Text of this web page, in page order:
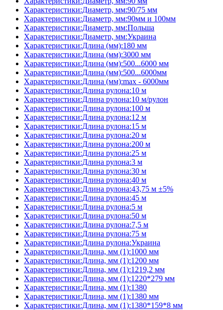
Характеристики:Диаметр, мм:90/75 мм
Характеристики:Диаметр, мм:90мм и 100мм
Характеристики:Диаметр, мм:Польша
Характеристики:Диаметр, мм:Украина
Характеристики:Длина (мм):180 мм
Характеристики:Длина (мм):3000 мм
Характеристики:Длина (мм):500...6000 мм
Характеристики:Длина (мм):500...6000мм
Характеристики:Длина (мм):max - 6000мм
Характеристики:Длина рулона:10 м
Характеристики:Длина рулона:10 м/рулон
Характеристики:Длина рулона:100 м
Характеристики:Длина рулона:12 м
Характеристики:Длина рулона:15 м
Характеристики:Длина рулона:20 м
Характеристики:Длина рулона:200 м
Характеристики:Длина рулона:25 м
Характеристики:Длина рулона:3 м
Характеристики:Длина рулона:30 м
Характеристики:Длина рулона:40 м
Характеристики:Длина рулона:43,75 м ±5%
Характеристики:Длина рулона:45 м
Характеристики:Длина рулона:5 м
Характеристики:Длина рулона:50 м
Характеристики:Длина рулона:7,5 м
Характеристики:Длина рулона:75 м
Характеристики:Длина рулона:Украина
Характеристики:Длина, мм (1):1000 мм
Характеристики:Длина, мм (1):1200 мм
Характеристики:Длина, мм (1):1219,2 мм
Характеристики:Длина, мм (1):1220*279 мм
Характеристики:Длина, мм (1):1380
Характеристики:Длина, мм (1):1380 мм
Характеристики:Длина, мм (1):1380*159*8 мм